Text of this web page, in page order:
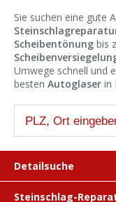
Sie suchen eine gute
Scheibentönung bis
Umwege schnell und
besten Autoglaser in
Detailsuche
Steinschlag-